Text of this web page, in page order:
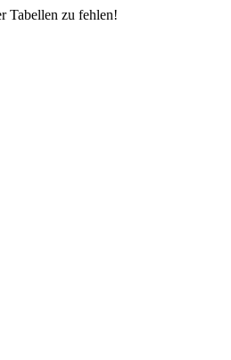
Tabellen zu fehlen!